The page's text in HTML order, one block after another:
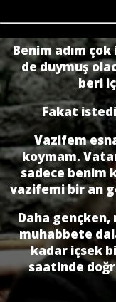
Benim adım çok
de duymuş
beri
Fakat
Vazifem
koymam.
sadece benim
vazifemi bir an
Daha gençken,
muhabbete
kadar içsek
saatinde